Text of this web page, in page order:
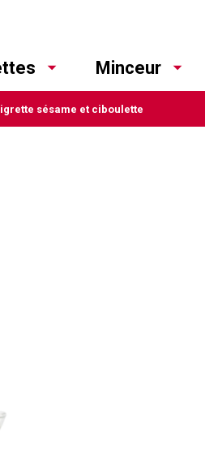
Minceur
sésame et ciboulette